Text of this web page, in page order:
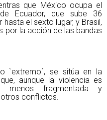
que México ocupa el
Ecuador, que sube 36
el sexto lugar, y Brasil,
por la acción de las bandas
`extremo´, se sitúa en la
aunque la violencia es
menos fragmentada y
conflictos.